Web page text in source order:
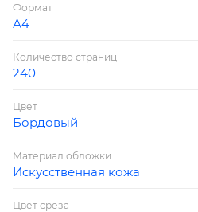
Формат
А4
Количество страниц
240
Цвет
Бордовый
Материал обложки
Искусственная кожа
Цвет среза